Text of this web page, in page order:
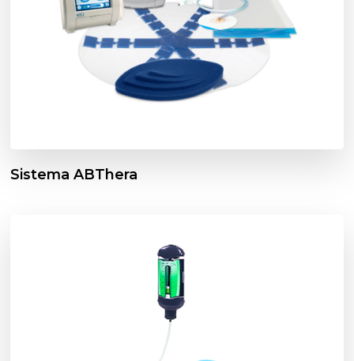
Sistema ABThera